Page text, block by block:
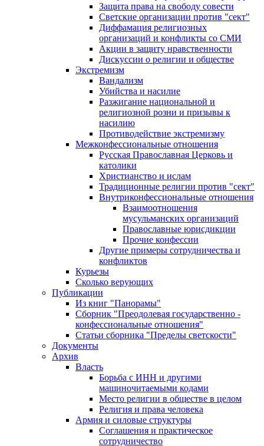
Защита права на свободу совести
Светские организации против "сект"
Диффамация религиозных
организаций и конфликты со СМИ
Акции в защиту нравственности
Дискуссии о религии и обществе
Экстремизм
Вандализм
Убийства и насилие
Разжигание национальной и
религиозной розни и призывы к
насилию
Противодействие экстремизму
Межконфессиональные отношения
Русская Православная Церковь и
католики
Христианство и ислам
Традиционные религии против "сект"
Внутриконфессиональные отношения
Взаимоотношения
мусульманских организаций
Православные юрисдикции
Прочие конфессии
Другие примеры сотрудничества и
конфликтов
Курьезы
Сколько верующих
Публикации
Из книг "Панорамы"
Сборник "Преодолевая государственно -
конфессиональные отношения"
Статьи сборника "Пределы светскости"
Документы
Архив
Власть
Борьба с ИНН и другими
машиночитаемыми кодами
Место религии в обществе в целом
Религия и права человека
Армия и силовые структуры
Соглашения и практическое
сотрудничество